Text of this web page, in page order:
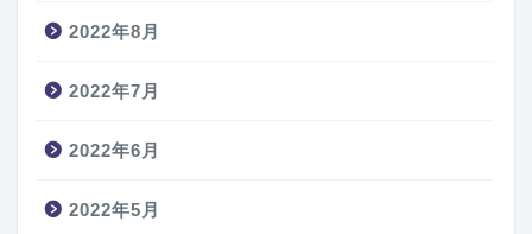
2022年8月
2022年7月
2022年6月
2022年5月